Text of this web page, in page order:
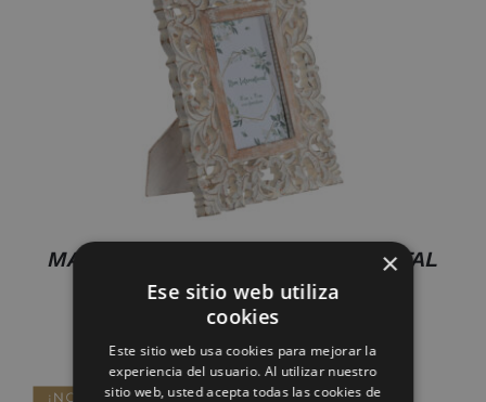
AÑADIR AL CARRITO
/
MARCO FOTO 10X15 MANGO CRISTAL
21X2X26 DECAPE
16.95€
×
Ese sitio web utiliza
cookies
Este sitio web usa cookies para mejorar la
experiencia del usuario. Al utilizar nuestro
sitio web, usted acepta todas las cookies de